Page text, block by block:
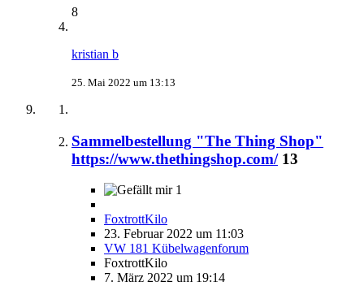
8
kristian b
25. Mai 2022 um 13:13
Sammelbestellung "The Thing Shop"
https://www.thethingshop.com/ 13
1
FoxtrottKilo
23. Februar 2022 um 11:03
VW 181 Kübelwagenforum
FoxtrottKilo
7. März 2022 um 19:14